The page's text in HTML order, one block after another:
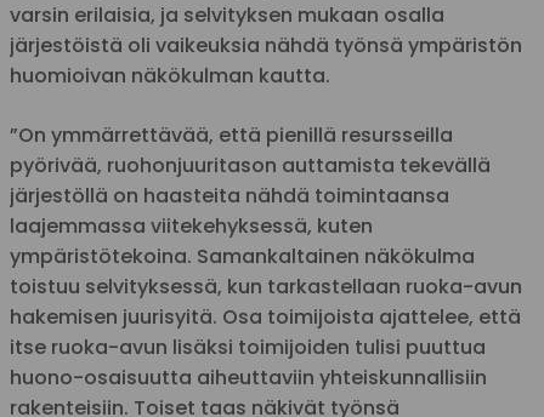
varsin erilaisia, ja selvityksen mukaan osalla
järjestöistä oli vaikeuksia nähdä työnsä ympäristön
huomioivan näkökulman kautta.
”On ymmärrettävää, että pienillä resursseilla
pyörivää, ruohonjuuritason auttamista tekevällä
järjestöllä on haasteita nähdä toimintaansa
laajemmassa viitekehyksessä, kuten
ympäristötekoina. Samankaltainen näkökulma
toistuu selvityksessä, kun tarkastellaan ruoka-avun
hakemisen juurisyitä. Osa toimijoista ajattelee, että
itse ruoka-avun lisäksi toimijoiden tulisi puuttua
huono-osaisuutta aiheuttaviin yhteiskunnallisiin
rakenteisiin. Toiset taas näkivät työnsä